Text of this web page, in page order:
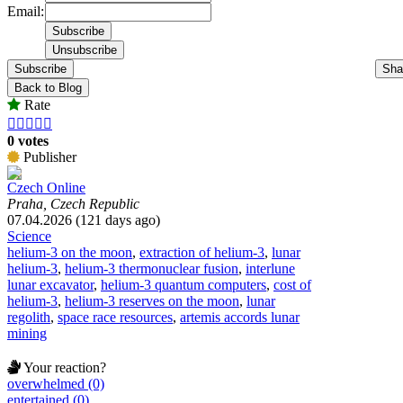
Email:
Subscribe
Back to Blog
Rate
    
0 votes
Publisher
Czech Online
Praha, Czech Republic
07.04.2026 (121 days ago)
Science
helium-3 on the moon, extraction of helium-3, lunar
helium-3, helium-3 thermonuclear fusion, interlune
lunar excavator, helium-3 quantum computers, cost of
helium-3, helium-3 reserves on the moon, lunar
regolith, space race resources, artemis accords lunar
mining
Your reaction?
overwhelmed (0)
entertained (0)